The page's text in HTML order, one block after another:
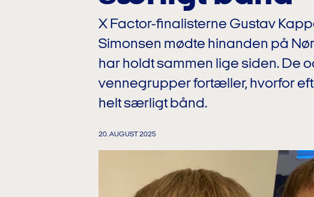
X Factor-finalisterne Gustav
Simonsen mødte hinanden på
har holdt sammen lige siden. De
vennegrupper fortæller, hvorfor
helt særligt bånd.
20. AUGUST 2025